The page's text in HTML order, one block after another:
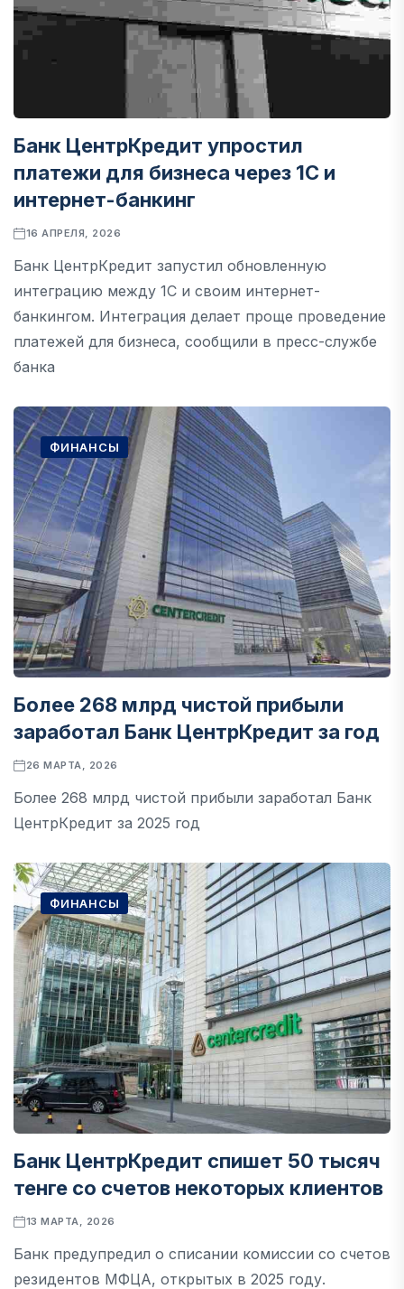
Банк ЦентрКредит упростил
платежи для бизнеса через 1С и
интернет-банкинг
16 АПРЕЛЯ, 2026
Банк ЦентрКредит запустил обновленную
интеграцию между 1С и своим интернет-
банкингом. Интеграция делает проще проведение
платежей для бизнеса, сообщили в пресс-службе
банка
ФИНАНСЫ
Более 268 млрд чистой прибыли
заработал Банк ЦентрКредит за год
26 МАРТА, 2026
Более 268 млрд чистой прибыли заработал Банк
ЦентрКредит за 2025 год
ФИНАНСЫ
Банк ЦентрКредит спишет 50 тысяч
тенге со счетов некоторых клиентов
13 МАРТА, 2026
Банк предупредил о списании комиссии со счетов
резидентов МФЦА, открытых в 2025 году.